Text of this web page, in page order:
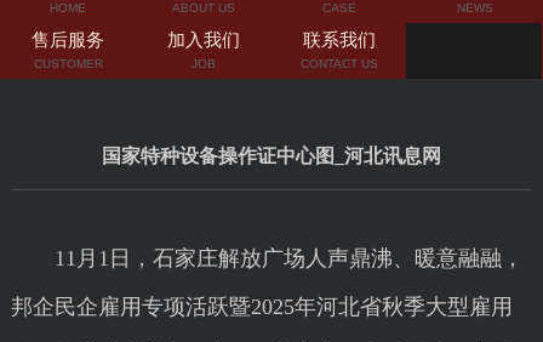
HOME ABOUT US CASE NEWS
售后服务
CUSTOMER
加入我们
JOB
联系我们
CONTACT US
国家特种设备操作证中心图_河北讯息网
11月1日，石家庄解放广场人声鼎沸、暖意融融，
邦企民企雇用专项活跃暨2025年河北省秋季大型雇用